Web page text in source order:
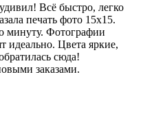
Всё быстро, легко
печать фото 15х15.
минуту. Фотографии
идеально. Цвета яркие,
сюда!
заказами.